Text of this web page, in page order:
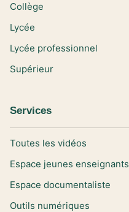
Collège
Lycée
Lycée professionnel
Supérieur
Services
Toutes les vidéos
Espace jeunes enseignants
Espace documentaliste
Outils numériques